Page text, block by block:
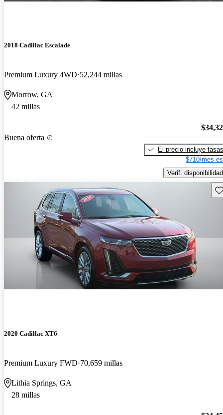
2018 Cadillac Escalade
Premium Luxury 4WD 52,244 millas
Morrow, GA
42 millas
Buena oferta
El precio incluye tasas
$710/mes
Verif. disponibilidad
2020 Cadillac XT6
Premium Luxury FWD 70,659 millas
Lithia Springs, GA
28 millas